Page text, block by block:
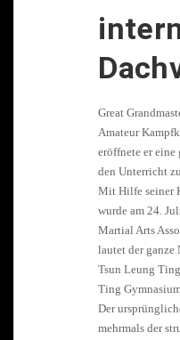
Great
Amateur
eröffnete er eine
den Unterricht
Mit Hilfe seiner
wurde am 24.
Martial Arts
lautet der ganze
Tsun Leung
Ting
Der
mehrmals der